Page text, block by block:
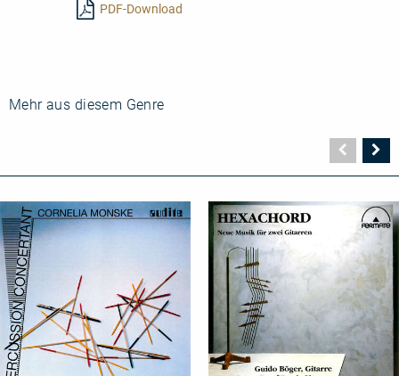
PDF-Download
Mehr aus diesem Genre
Seite